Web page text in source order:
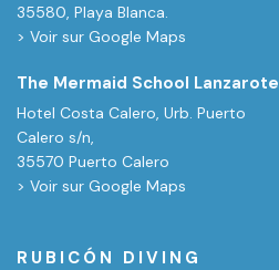
35580, Playa Blanca.
> Voir sur Google Maps
The Mermaid School Lanzarote
Hotel Costa Calero, Urb. Puerto
Calero s/n,
35570 Puerto Calero
> Voir sur Google Maps
RUBICÓN DIVING